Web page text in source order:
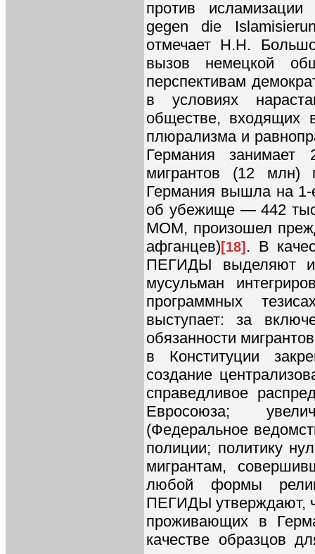
против
gegen die
отмечает Н.Н.
вызов немецкой
перспективам
в условиях
обществе, входящих
плюрализма и
Германия
мигрантов (12
Германия вышла на 1-
об убежище — 442
МОМ, произошел
афганцев)[18] . В
ПЕГИДЫ выделяют
мусульман
программных
выступает: за
обязанности
в Конституции
создание
справедливое
Евросоюза;
(Федеральное
полиции; политику
мигрантам,
любой формы
ПЕГИДЫ утверждают,
проживающих в
качестве образцов